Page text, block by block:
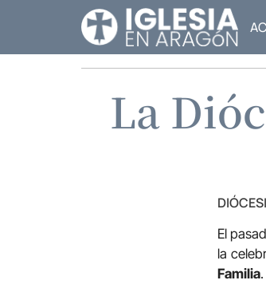
La
El
la
Familia.